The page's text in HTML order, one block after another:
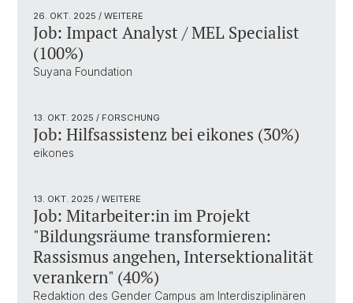
26. OKT. 2025 / WEITERE
Job: Impact Analyst / MEL Specialist
(100%)
Suyana Foundation
13. OKT. 2025 / FORSCHUNG
Job: Hilfsassistenz bei eikones (30%)
eikones
13. OKT. 2025 / WEITERE
Job: Mitarbeiter:in im Projekt
"Bildungsräume transformieren:
Rassismus angehen, Intersektionalität
verankern" (40%)
Redaktion des Gender Campus am Interdisziplinären